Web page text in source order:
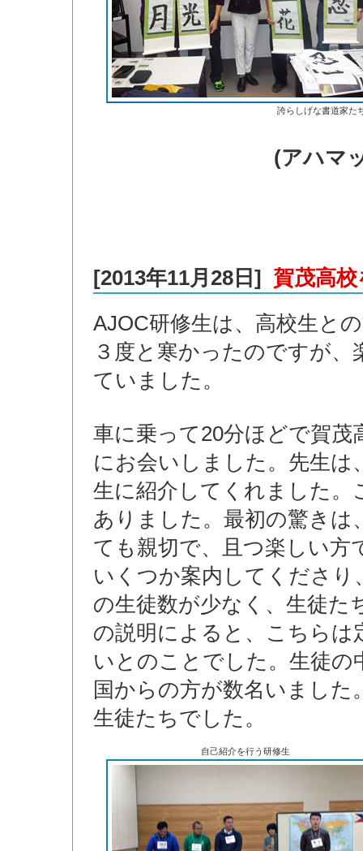
誇らしげな書道家た
(アハマ
[2013年11月28日] 賀茂高
AJOC研修生は、高校生と
３度と寒かったのですが
ていました。
車に乗って20分ほどで賀
にお会いしました。先生は
生に紹介してくれました
ありました。最初の驚きは
ても親切で、且つ楽しい方
いくつか案内してくださ
の生徒数が少なく、生徒た
の説明によると、こちらは
いとのことでした。生徒
国からの方が数名いまし
生徒たちでした。
自己紹介を行う研修生